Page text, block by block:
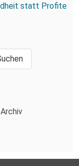
statt Profite